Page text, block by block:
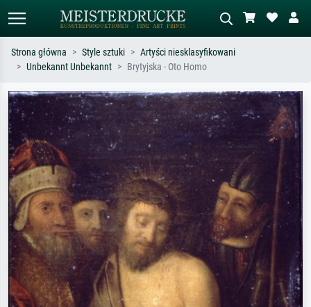
Szukaj wg artysty, tytułu lub stylu – np.
Monet, Gwiaździsta noc,
impresjonizm, fala Hokusaia, akt.
Opisz scenę – np. zielona łąka,
abstrakcja z czerwienią, ciemny olej,
stojący akt obok drzewa.
Strona główna Style sztuki
Artyści niesklasyfikowani
Unbekannt Unbekannt
Brytyjska - Oto Homo